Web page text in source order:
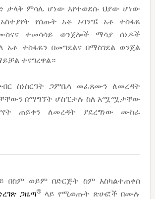
ምሳሌ ሆነው እየተወደሱ ህያው ሆነው
የሰጡት አቶ ኦባንግ፤ አቶ ተስፋዬ
ተመሳሳይ ወንጀሎች ማሳያ ሰነዶች
አቶ ተስፋዬን በመግደልና በማስገደል ወንጀል
ተናግረዋል።
ስነስርዓት ጋምቤላ መፈጸሙን ለመረዳት
በማግኘት ሆስፒታሉ ስለ አሟሟታቸው
ጠይቀን ለመረዳት ያደረግነው ሙከራ
በስም ወይም በድርጅት ስም እስካልተጠቀሰ
ጋዜጣ® ላይ የሚወጡት ጽሁፎች በሙሉ